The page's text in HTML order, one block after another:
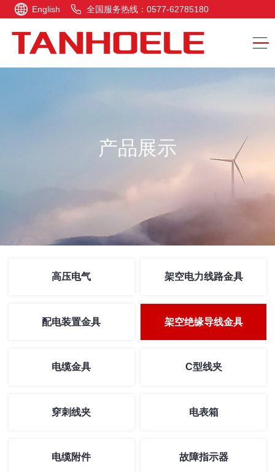
English 全国服务热线：0577-62785180
产品展示
高压电气 架空电力线路金具
配电装置金具 架空绝缘导线金具
电缆金具 C型线夹
穿刺线夹 电表箱
电缆附件 故障指示器